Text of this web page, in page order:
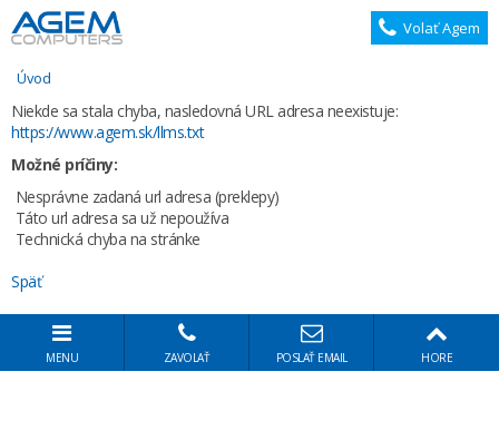
Volať Agem
Úvod
Niekde sa stala chyba, nasledovná URL adresa neexistuje:
https://www.agem.sk/llms.txt
Možné príčiny:
Nesprávne zadaná url adresa (preklepy)
Táto url adresa sa už nepoužíva
Technická chyba na stránke
Späť
MENU ZAVOLAŤ POSLAŤ EMAIL HORE